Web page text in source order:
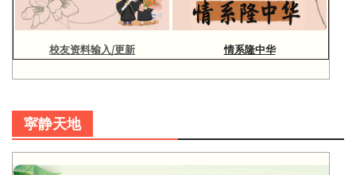
校友资料输入/更新 情系隆中华
寜静天地